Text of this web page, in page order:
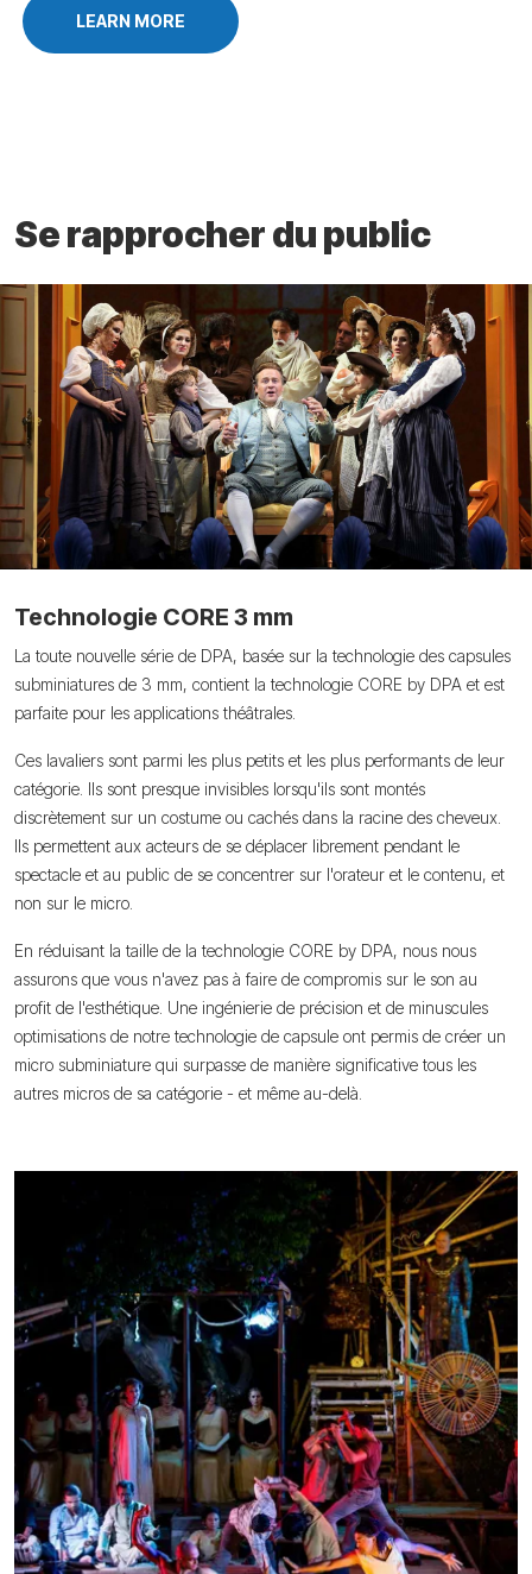
LEARN MORE
Se rapprocher du public
Technologie CORE 3 mm
La toute nouvelle série de DPA, basée sur la technologie des capsules
subminiatures de 3 mm, contient la technologie CORE by DPA et est
parfaite pour les applications théâtrales.
Ces lavaliers sont parmi les plus petits et les plus performants de leur
catégorie. Ils sont presque invisibles lorsqu'ils sont montés
discrètement sur un costume ou cachés dans la racine des cheveux.
Ils permettent aux acteurs de se déplacer librement pendant le
spectacle et au public de se concentrer sur l'orateur et le contenu, et
non sur le micro.
En réduisant la taille de la technologie CORE by DPA, nous nous
assurons que vous n'avez pas à faire de compromis sur le son au
profit de l'esthétique. Une ingénierie de précision et de minuscules
optimisations de notre technologie de capsule ont permis de créer un
micro subminiature qui surpasse de manière significative tous les
autres micros de sa catégorie - et même au-delà.